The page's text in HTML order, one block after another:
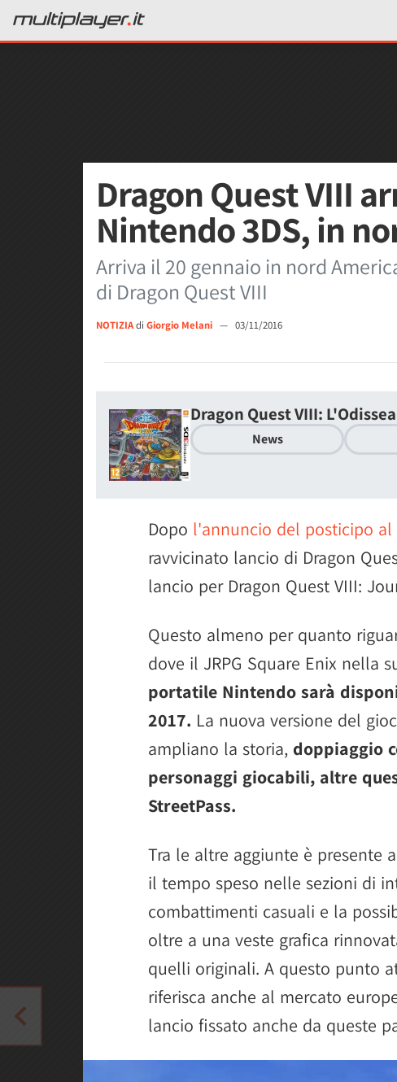
Dragon Quest VIII
Nintendo 3DS, in
Arriva il 20 gennaio in nord
di Dragon Quest VIII
NOTIZIAdi Giorgio Melani — 03/11/2016
Dragon Quest VIII:
News
Dopo l'annuncio del posticipo al
ravvicinato lancio di Dragon
lancio per Dragon Quest VIII:
Questo almeno per quanto
dove il JRPG Square Enix nella
portatile Nintendo sarà
2017. La nuova versione del
ampliano la storia, doppiaggio
personaggi giocabili, altre
StreetPass.
Tra le altre aggiunte è presente
il tempo speso nelle sezioni di
combattimenti casuali e la
oltre a una veste grafica
quelli originali. A questo punto
riferisca anche al mercato
lancio fissato anche da queste